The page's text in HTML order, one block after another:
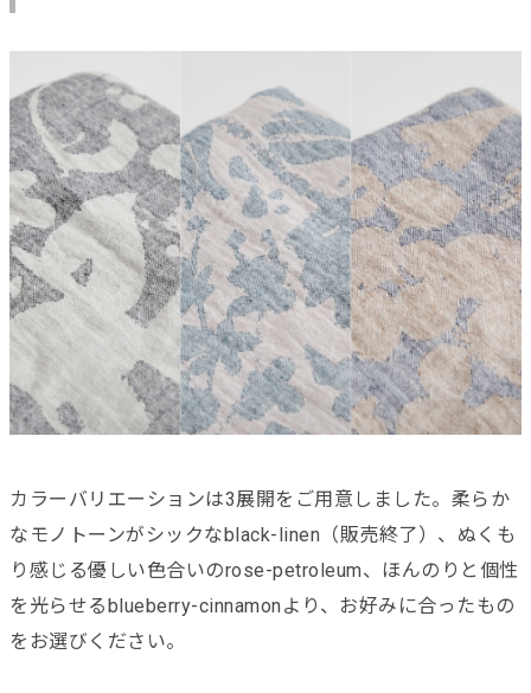
カラーバリエーションは3展開をご用意しました。柔らか
なモノトーンがシックなblack-linen（販売終了）、ぬくも
り感じる優しい色合いのrose-petroleum、ほんのりと個性
を光らせるblueberry-cinnamonより、お好みに合ったもの
をお選びください。